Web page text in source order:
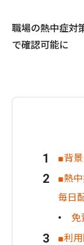
職場の熱中症対
で確認可能に
■背景
■熱
毎日
免
■利